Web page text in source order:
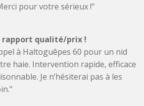
pour votre sérieux !"
rapport qualité/prix !
à Haltoguêpes 60 pour un nid
haie. Intervention rapide, efficace
Je n’hésiterai pas à les